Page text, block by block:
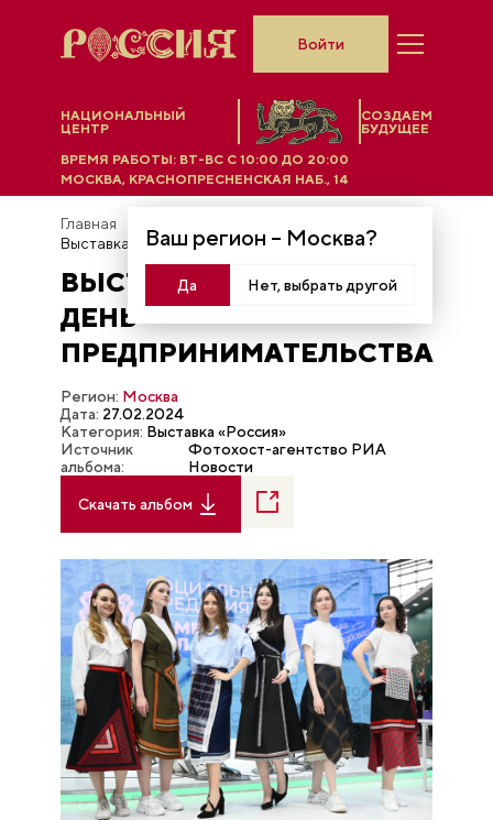
НАЦИОНАЛЬНЫЙ
ЦЕНТР
СОЗДАЕМ
БУДУЩЕЕ
Ваш регион – Москва?
Да Нет, выбрать другой
ВРЕМЯ РАБОТЫ: ВТ-ВС C 10:00 ДО 20:00
МОСКВА, КРАСНОПРЕСНЕНСКАЯ НАБ., 14
Войти
Главная
Выставка "Россия". День предпринимательства
ВЫСТАВКА "РОССИЯ".
ДЕНЬ
ПРЕДПРИНИМАТЕЛЬСТВА
Регион: Москва
Дата: 27.02.2024
Категория: Выставка «Россия»
Источник
альбома:
Фотохост-агентство РИА
Новости
Скачать альбом